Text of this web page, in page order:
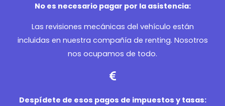
No es necesario pagar por la asistencia:
Las revisiones mecánicas del vehículo están
incluidas en nuestra compañía de renting. Nosotros
nos ocupamos de todo.
Despídete de esos pagos de impuestos y tasas: